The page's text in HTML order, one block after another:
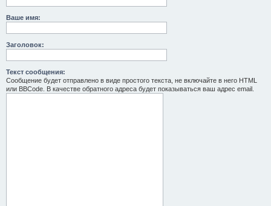
Ваше имя:
Заголовок:
Текст сообщения:
Сообщение будет отправлено в виде простого текста, не включайте в него HTML
или BBCode. В качестве обратного адреса будет показываться ваш адрес email.